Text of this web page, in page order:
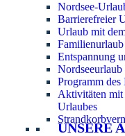
Nordsee-
Barrierefreier
Urlaub mit
Entspannung
Programm
Aktivitäten mit
Urlaubes
UNSERE